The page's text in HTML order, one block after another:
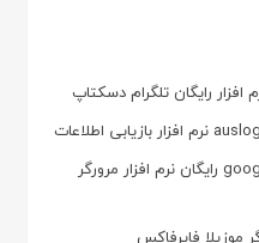
دانلود google chrome 145.0.7632.117 رایگان نرم افزار مرورگر